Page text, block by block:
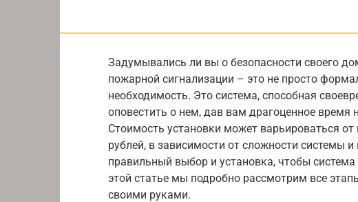
Задумывались ли вы о безопасности своего
пожарной сигнализации – это не просто
необходимость. Это система, способная
оповестить о нем, дав вам драгоценное
Стоимость установки может варьироваться
рублей, в зависимости от сложности системы
правильный выбор и установка, чтобы
этой статье мы подробно рассмотрим все
своими руками.